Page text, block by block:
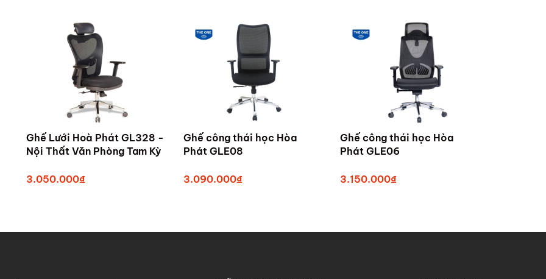
Ghế Lưới Hoà Phát GL328 -
Nội Thất Văn Phòng Tam Kỳ
3.050.000₫
Ghế công thái học Hòa
Phát GLE08
3.090.000₫
Ghế công thái học Hòa
Phát GLE06
3.150.000₫